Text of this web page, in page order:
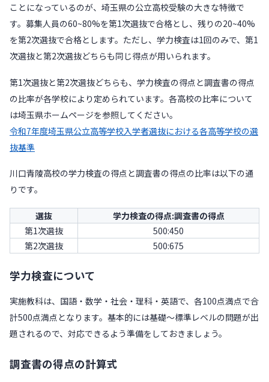
ことになっているのが、埼玉県の公立高校受験の大きな特徴で
す。募集人員の60~80%を第1次選抜で合格とし、残りの20~40%
を第2次選抜で合格とします。ただし、学力検査は1回のみで、第1
次選抜と第2次選抜どちらも同じ得点が用いられます。
第1次選抜と第2次選抜どちらも、学力検査の得点と調査書の得点
の比率が各学校により定められています。各高校の比率について
は埼玉県ホームページを参照してください。
令和7年度埼玉県公立高等学校入学者選抜における各高等学校の選
抜基準
川口青陵高校の学力検査の得点と調査書の得点の比率は以下の通
りです。
選抜
学力検査の得点:調査書の得点
第1次選抜
500:450
第2次選抜
500:675
学力検査について
実施教科は、国語・数学・社会・理科・英語で、各100点満点で合
計500点満点となります。基本的には基礎～標準レベルの問題が出
題されるので、対応できるよう準備をしておきましょう。
調査書の得点の計算式